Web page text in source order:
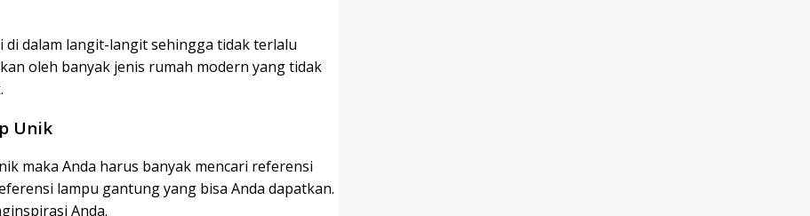
dalam langit-langit sehingga tidak terlalu
oleh banyak jenis rumah modern yang tidak
Unik
maka Anda harus banyak mencari referensi
lampu gantung yang bisa Anda dapatkan.
Anda.